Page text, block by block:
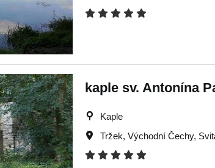
kaple sv. Antonína
Kaple
Tržek,Východní Čechy,